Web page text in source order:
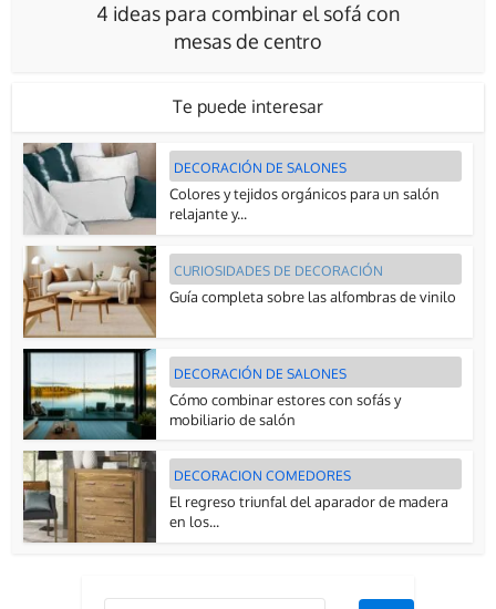
4 ideas para combinar el sofá con
mesas de centro
Te puede interesar
DECORACIÓN DE SALONES
Colores y tejidos orgánicos para un salón
relajante y...
CURIOSIDADES DE DECORACIÓN
Guía completa sobre las alfombras de vinilo
DECORACIÓN DE SALONES
Cómo combinar estores con sofás y
mobiliario de salón
DECORACION COMEDORES
El regreso triunfal del aparador de madera
en los...